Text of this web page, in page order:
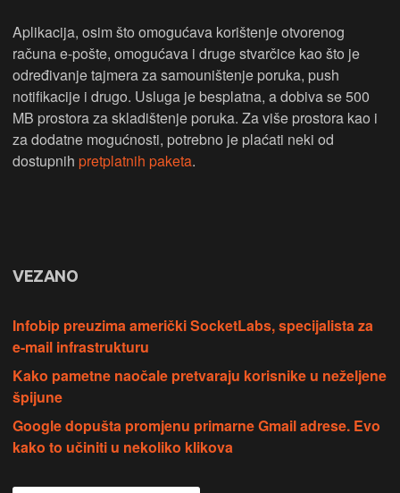
Aplikacija, osim što omogućava korištenje otvorenog
računa e-pošte, omogućava i druge stvarčice kao što je
određivanje tajmera za samouništenje poruka, push
notifikacije i drugo. Usluga je besplatna, a dobiva se 500
MB prostora za skladištenje poruka. Za više prostora kao i
za dodatne mogućnosti, potrebno je plaćati neki od
dostupnih pretplatnih paketa.
VEZANO
Infobip preuzima američki SocketLabs, specijalista za
e-mail infrastrukturu
Kako pametne naočale pretvaraju korisnike u neželjene
špijune
Google dopušta promjenu primarne Gmail adrese. Evo
kako to učiniti u nekoliko klikova